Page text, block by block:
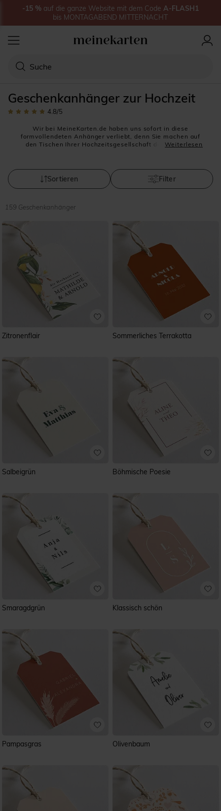
Geschenkanhänger zur Hochzeit
4.8/5
Wir bei MeineKarten.de haben uns sofort in diese
formvollendeten Anhänger verliebt, denn Sie machen auf
den Tischen Ihrer Hochzeitsgesellschaft den stilvollen
persönliche Gestaltung: Farbe, Design in
Übereinstimmung mit Ihren Einladungen, Fotos oder
romantische Details wie Schutzengel. In unserem Online-
Preis macht dieses liebevolle Detail zum absoluten Must-
Anhänger verleihen Ihrem großen Tag einen ganz
persönlichen Stil und komplettieren sowohl die Tischdeko
als auch kleine Gastgeschenke.
Weiterlesen
Sortieren Filter
159 Geschenkanhänger
Zitronenflair Sommerliches Terrakotta
Salbeigrün Böhmische Poesie
Smaragdgrün Klassisch schön
Pampasgras Olivenbaum
-15 % auf die ganze Website mit dem Code A-FLASH1
bis MONTAGABEND MITTERNACHT